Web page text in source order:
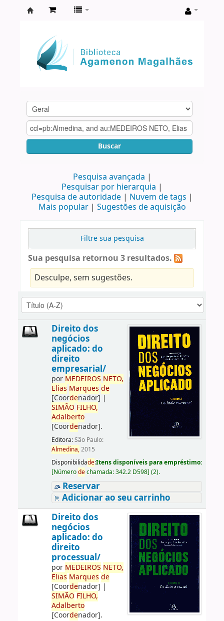
Agamenon
Magalhães
Buscar
Pesquisa avançada
Pesquisar por hierarquia
Pesquisa de autoridade
Nuvem de tags
Mais popular
Sugestões de aquisição
Filtre sua pesquisa
Sua pesquisa retornou 3 resultados.
Desculpe, sem sugestões.
Direito dos
negócios
aplicado: do
direito
empresarial/
por MEDEIROS NETO,
Elias Marques de
[Coordenador] |
SIMÃO FILHO,
Adalberto
[Coordenador].
Editora:São Paulo:
Almedina,2015
Disponibilidade:Itens disponíveis para empréstimo:
[Númerodechamada:342.2 D598] (2).
Reservar
Adicionar ao seu carrinho
Direito dos
negócios
aplicado: do
direito
processual/
por MEDEIROS NETO,
Elias Marques de
[Coordenador] |
SIMÃO FILHO,
Adalberto
[Coordenador].